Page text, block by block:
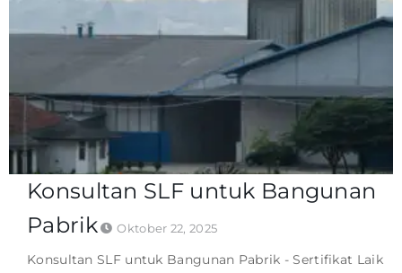
Konsultan SLF untuk Bangunan
Pabrik
Oktober 22, 2025
Konsultan SLF untuk Bangunan Pabrik - Sertifikat Laik